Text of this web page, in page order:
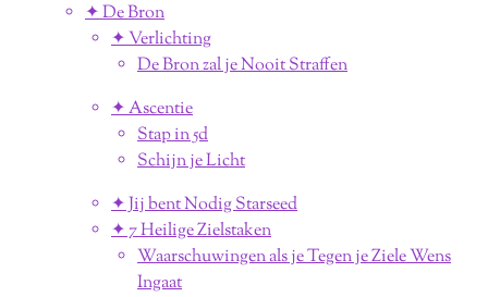
✦ De Bron
✦ Verlichting
De Bron zal je Nooit Straffen
✦ Ascentie
Stap in 5d
Schijn je Licht
✦ Jij bent Nodig Starseed
✦ 7 Heilige Zielstaken
Waarschuwingen als je Tegen je Ziele Wens
Ingaat